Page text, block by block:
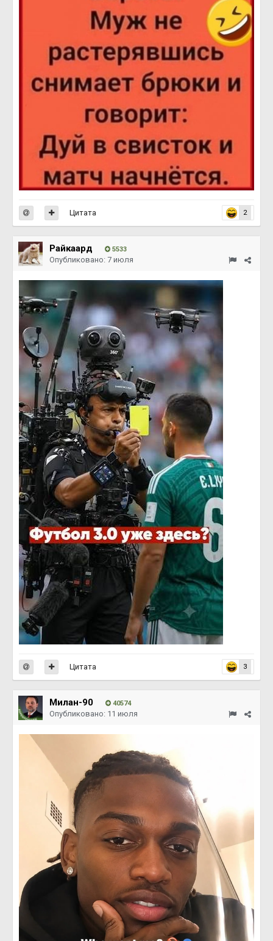
2
Цитата
Райкаард 5533
Опубликовано: 7 июля
3
Цитата
Милан-90 40574
Опубликовано: 11 июля